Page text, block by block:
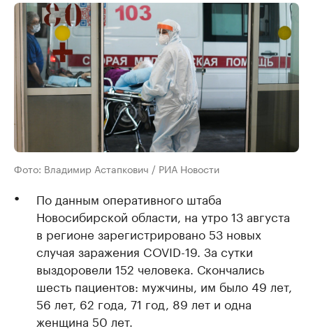
Фото: Владимир Астапкович / РИА Новости
По данным оперативного штаба
Новосибирской области, на утро 13 августа
в регионе зарегистрировано 53 новых
случая заражения COVID-19. За сутки
выздоровели 152 человека. Скончались
шесть пациентов: мужчины, им было 49 лет,
56 лет, 62 года, 71 год, 89 лет и одна
женщина 50 лет.